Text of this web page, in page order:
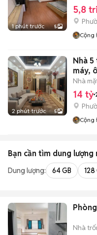
1 phút trước 5
5,8
Cộng
2 phút trước 5
Nhà
máy,
Nhà
14 tỷ
Cộng
Bạn cần tìm dung lượng
Dung lượng: 64 GB 128
Nhà